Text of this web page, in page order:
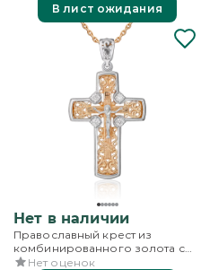
В лист ожидания
Нет в наличии
Православный крест из
комбинированного золота с
бриллиантами
Нет оценок